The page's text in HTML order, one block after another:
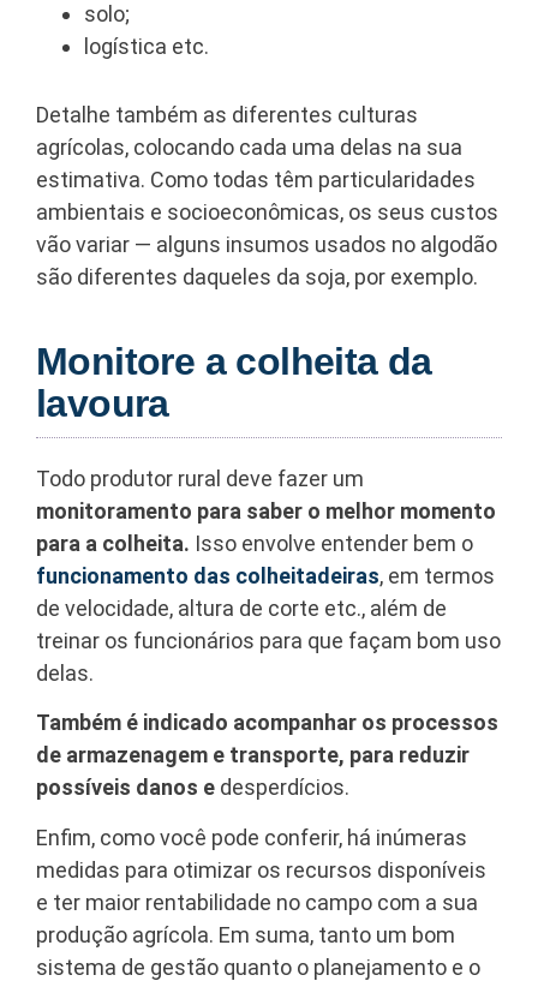
solo;
logística etc.
Detalhe também as diferentes culturas
agrícolas, colocando cada uma delas na sua
estimativa. Como todas têm particularidades
ambientais e socioeconômicas, os seus custos
vão variar — alguns insumos usados no algodão
são diferentes daqueles da soja, por exemplo.
Monitore a colheita da
lavoura
Todo produtor rural deve fazer um
monitoramento para saber o melhor momento
para a colheita. Isso envolve entender bem o
funcionamento das colheitadeiras, em termos
de velocidade, altura de corte etc., além de
treinar os funcionários para que façam bom uso
delas.
Também é indicado acompanhar os processos
de armazenagem e transporte, para reduzir
possíveis danos e desperdícios.
Enfim, como você pode conferir, há inúmeras
medidas para otimizar os recursos disponíveis
e ter maior rentabilidade no campo com a sua
produção agrícola. Em suma, tanto um bom
sistema de gestão quanto o planejamento e o